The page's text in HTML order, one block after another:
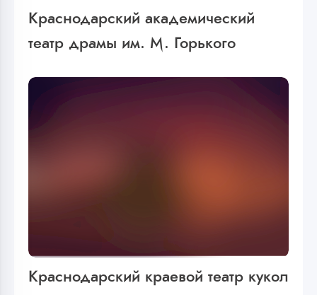
Краснодарский академический
театр драмы им. М. Горького
Краснодарский краевой театр кукол